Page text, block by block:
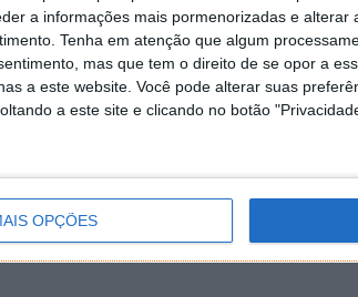
a informações mais pormenorizadas e
Tenha em atenção que algum
mas que tem o direito de se opor a
a este website. Você pode alterar suas
a este site e clicando no botão
OPÇÕES
mail algum.
17:00